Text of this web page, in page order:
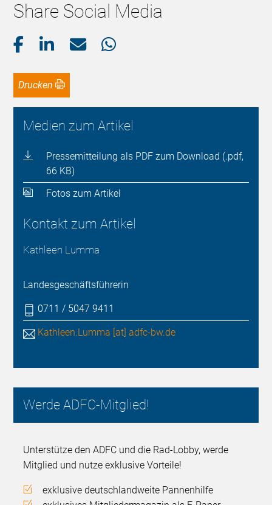
Share Social Media
Drucken
Medien zum Artikel
Pressemitteilung als PDF zum Download (.pdf,
66 KB)
Fotos zum Artikel
Kontakt zum Artikel
Kathleen Lumma
Landesgeschäftsführerin
0711 / 5047 9411
Kathleen.Lumma [at] adfc-bw.de
Werde ADFC-Mitglied!
Unterstütze den ADFC und die Rad-Lobby, werde
Mitglied und nutze exklusive Vorteile!
exklusive deutschlandweite Pannenhilfe